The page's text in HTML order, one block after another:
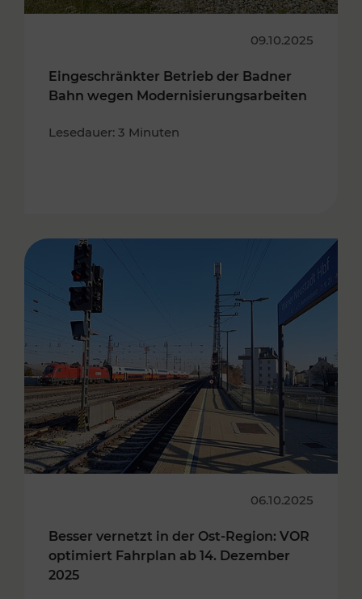
09.10.2025
Eingeschränkter Betrieb der Badner
Bahn wegen Modernisierungsarbeiten
Lesedauer: 3 Minuten
06.10.2025
Besser vernetzt in der Ost-Region: VOR
optimiert Fahrplan ab 14. Dezember
2025